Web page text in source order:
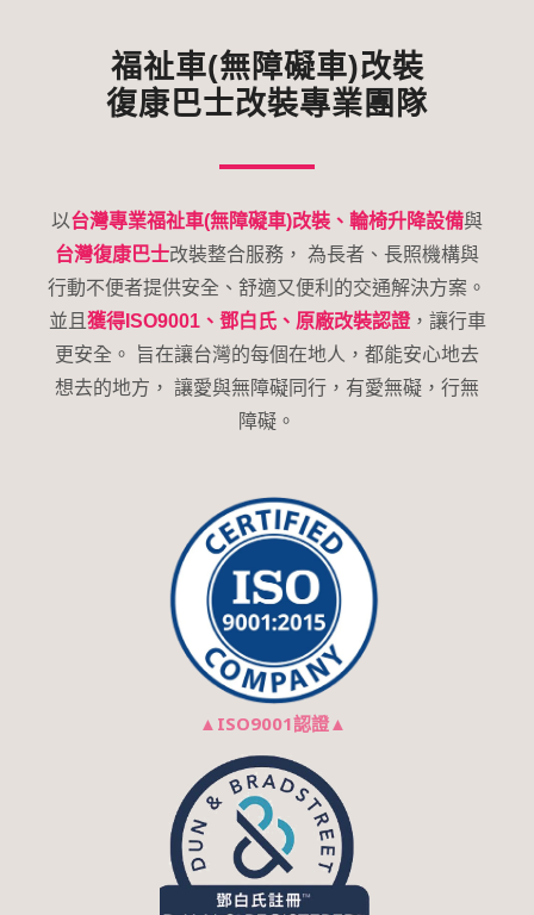
福祉車(無障礙車)改裝
復康巴士改裝專業團隊
以台灣專業福祉車(無障礙車)改裝、輪椅升降設備與
台灣復康巴士改裝整合服務， 為長者、長照機構與
行動不便者提供安全、舒適又便利的交通解決方案。
並且 獲得ISO9001、鄧白氏、原廠改裝認證，讓行車
更安全。
旨在讓台灣的每個在地人，都能安心地去
想去的地方， 讓愛與無障礙同行，有愛無礙，行無
障礙。
▲ ISO9001認證▲